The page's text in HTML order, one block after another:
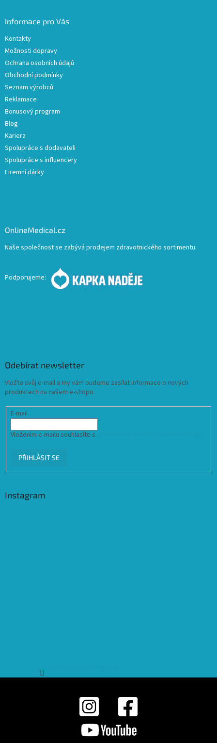
Informace pro Vás
Kontakty
Možnosti dopravy
Ochrana osobních údajů
Obchodní podmínky
Seznam výrobců
Reklamace
Bonusový program
Blog
Kariera
Spolupráce s dodavateli
Spolupráce s influencery
Firemní dárky
OnlineMedical.cz
Naše společnost se zabývá prodejem zdravotnického sortimentu.
Podporujeme:
Odebírat newsletter
Vložte svůj e-mail a my vám budeme zasílat informace o nových
produktech na našem e-shopu.
E-mail
Vložením e-mailu souhlasíte s
PŘIHLÁSIT SE
Instagram